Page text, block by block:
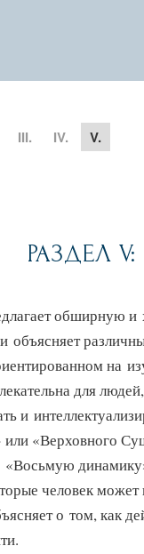
III. IV. V.
РАЗДЕЛ
обширную
объясняет
на
для
и
или «Верховного
человек
о том, как